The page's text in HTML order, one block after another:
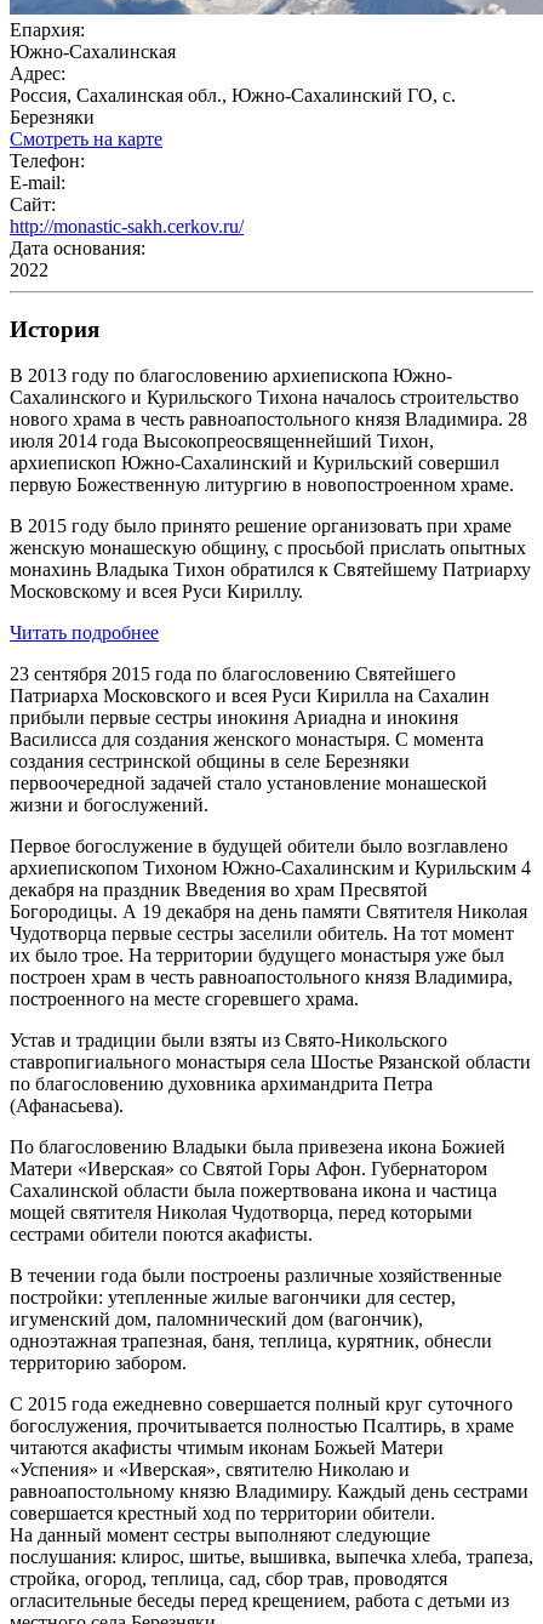
Епархия:
Южно-Сахалинская
Адрес:
Россия, Сахалинская обл., Южно-Сахалинский ГО, с.
Березняки
Смотреть на карте
Телефон:
E-mail:
Сайт:
http://monastic-sakh.cerkov.ru/
Дата основания:
2022
История
В 2013 году по благословению архиепископа Южно-
Сахалинского и Курильского Тихона началось строительство
нового храма в честь равноапостольного князя Владимира. 28
июля 2014 года Высокопреосвященнейший Тихон,
архиепископ Южно-Сахалинский и Курильский совершил
первую Божественную литургию в новопостроенном храме.
В 2015 году было принято решение организовать при храме
женскую монашескую общину, с просьбой прислать опытных
монахинь Владыка Тихон обратился к Святейшему Патриарху
Московскому и всея Руси Кириллу.
Читать подробнее
23 сентября 2015 года по благословению Святейшего
Патриарха Московского и всея Руси Кирилла на Сахалин
прибыли первые сестры инокиня Ариадна и инокиня
Василисса для создания женского монастыря. С момента
создания сестринской общины в селе Березняки
первоочередной задачей стало установление монашеской
жизни и богослужений.
Первое богослужение в будущей обители было возглавлено
архиепископом Тихоном Южно-Сахалинским и Курильским 4
декабря на праздник Введения во храм Пресвятой
Богородицы. А 19 декабря на день памяти Святителя Николая
Чудотворца первые сестры заселили обитель. На тот момент
их было трое. На территории будущего монастыря уже был
построен храм в честь равноапостольного князя Владимира,
построенного на месте сгоревшего храма.
Устав и традиции были взяты из Свято-Никольского
ставропигиального монастыря села Шостье Рязанской области
по благословению духовника архимандрита Петра
(Афанасьева).
По благословению Владыки была привезена икона Божией
Матери «Иверская» со Святой Горы Афон. Губернатором
Сахалинской области была пожертвована икона и частица
мощей святителя Николая Чудотворца, перед которыми
сестрами обители поются акафисты.
В течении года были построены различные хозяйственные
постройки: утепленные жилые вагончики для сестер,
игуменский дом, паломнический дом (вагончик),
одноэтажная трапезная, баня, теплица, курятник, обнесли
территорию забором.
С 2015 года ежедневно совершается полный круг суточного
богослужения, прочитывается полностью Псалтирь, в храме
читаются акафисты чтимым иконам Божьей Матери
«Успения» и «Иверская», святителю Николаю и
равноапостольному князю Владимиру. Каждый день сестрами
совершается крестный ход по территории обители.
На данный момент сестры выполняют следующие
послушания: клирос, шитье, вышивка, выпечка хлеба, трапеза,
стройка, огород, теплица, сад, сбор трав, проводятся
огласительные беседы перед крещением, работа с детьми из